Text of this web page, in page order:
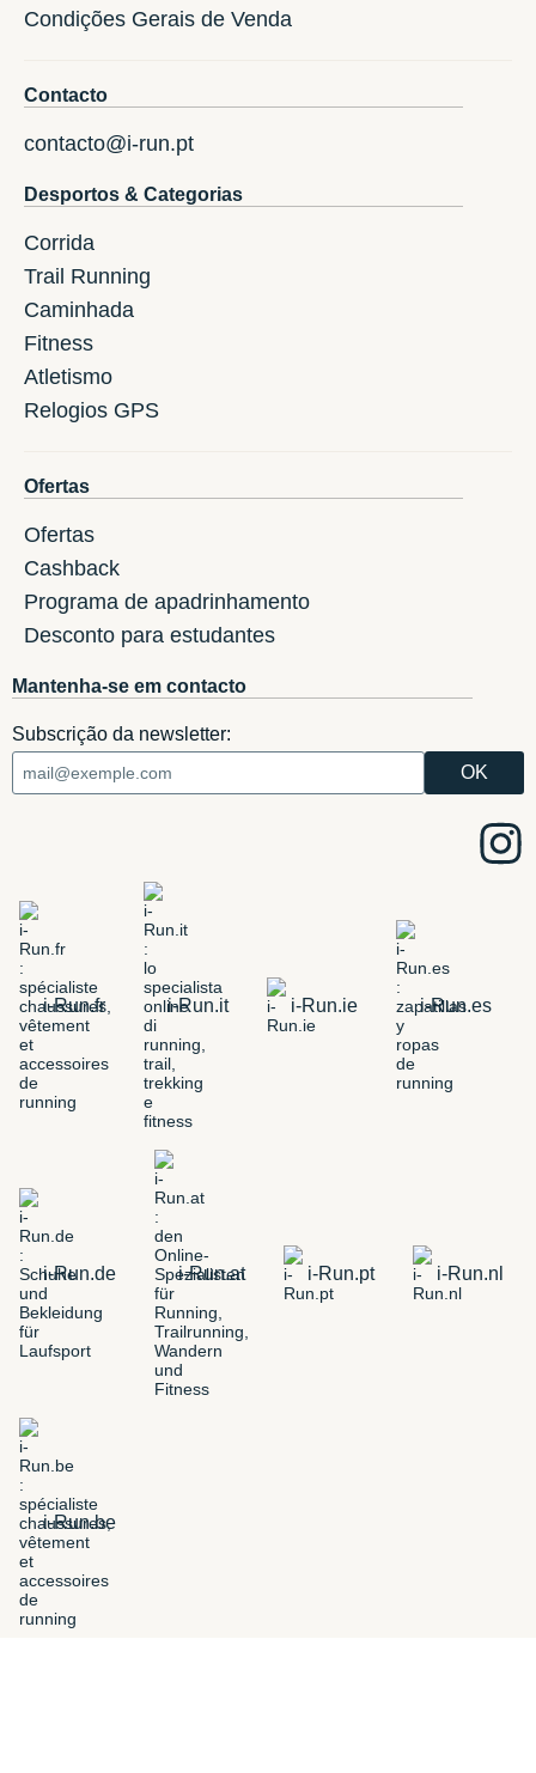
Condições Gerais de Venda
Contacto
contacto@i-run.pt
Desportos & Categorias
Corrida
Trail Running
Caminhada
Fitness
Atletismo
Relogios GPS
Ofertas
Ofertas
Cashback
Programa de apadrinhamento
Desconto para estudantes
Mantenha-se em contacto
Subscrição da newsletter:
i-Run.fr i-Run.it i-Run.ie i-Run.es
i-Run.de i-Run.at i-Run.pt i-Run.nl
i-Run.be